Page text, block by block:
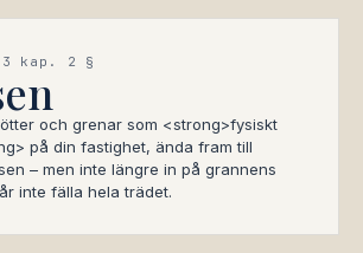
3 kap. 2 §
och grenar som <strong>fysiskt
på din fastighet, ända fram till
– men inte längre in på grannens
inte fälla hela trädet.